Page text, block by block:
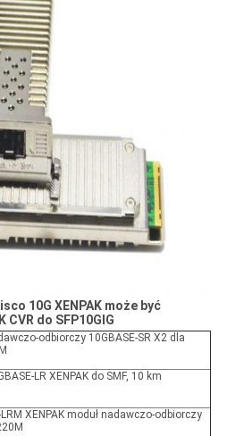
10G XENPAK może być
CVR do SFP10GIG
odbiorczy 10GBASE-SR X2 dla
LR XENPAK do SMF, 10 km
LRM XENPAK moduł nadawczo-odbiorczy